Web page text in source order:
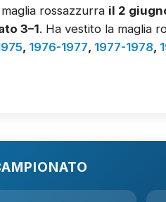
rossazzurra il 2
3–1. Ha vestito la maglia
, 1976-1977, 1977-1978,